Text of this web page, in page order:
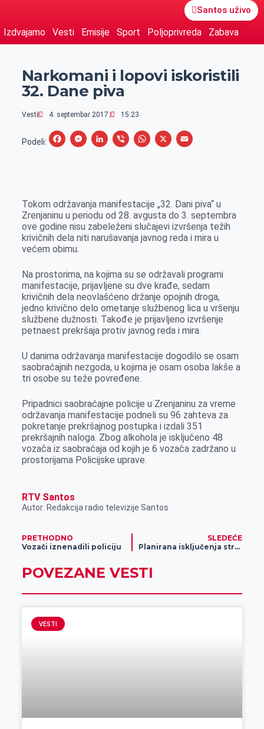
Santos uživo
Izdvajamo Vesti Emisije Sport Poljoprivreda Zabava
Narkomani i lopovi iskoristili
32. Dane piva
Vesti 4. septembar 2017. 15:23
Podeli:
F
b
o
o
k
M
e
n
g
r
L
e
d
I
V
r
W
s
A
p
X
E
l
Tokom održavanja manifestacije „32. Dani piva“ u
Zrenjaninu u periodu od 28. avgusta do 3. septembra
ove godine nisu zabeleženi slučajevi izvršenja težih
krivičnih dela niti narušavanja javnog reda i mira u
većem obimu.
Na prostorima, na kojima su se održavali programi
manifestacije, prijavljene su dve krađe, sedam
krivičnih dela neovlašćeno držanje opojnih droga,
jedno krivično delo ometanje službenog lica u vršenju
službene dužnosti. Takođe je prijavljeno izvršenje
petnaest prekršaja protiv javnog reda i mira.
U danima održavanja manifestacije dogodilo se osam
saobraćajnih nezgoda, u kojima je osam osoba lakše a
tri osobe su teže povređene.
Pripadnici saobraćajne policije u Zrenjaninu za vreme
održavanja manifestacije podneli su 96 zahteva za
pokretanje prekršajnog postupka i izdali 351
prekršajnih naloga. Zbog alkohola je isključeno 48
vozača iz saobraćaja od kojih je 6 vozača zadržano u
prostorijama Policijske uprave.
RTV Santos
Autor: Redakcija radio televizije Santos
PRETHODNO
Vozači iznenadili policiju
SLEDEĆE
Planirana isključenja struje
POVEZANE VESTI
VESTI